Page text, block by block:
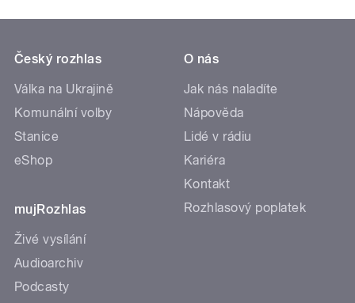
Český rozhlas
Válka na Ukrajině
Komunální volby
Stanice
eShop
mujRozhlas
Živé vysílání
Audioarchiv
Podcasty
O nás
Jak nás naladíte
Nápověda
Lidé v rádiu
Kariéra
Kontakt
Rozhlasový poplatek